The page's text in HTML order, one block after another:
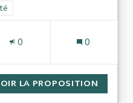
: Finances publiques &
0 0
LA PROPOSITION